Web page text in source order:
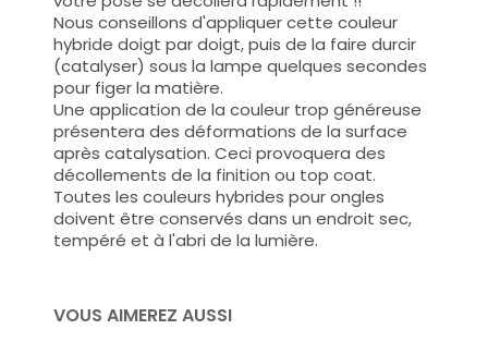
Nous conseillons d'appliquer cette couleur
hybride doigt par doigt, puis de la faire durcir
(catalyser) sous la lampe quelques secondes
pour figer la matière.
Une application de la couleur trop généreuse
présentera des déformations de la surface
après catalysation. Ceci provoquera des
décollements de la finition ou top coat.
Toutes les couleurs hybrides pour ongles
doivent être conservés dans un endroit sec,
tempéré et à l'abri de la lumière.
VOUS AIMEREZ AUSSI